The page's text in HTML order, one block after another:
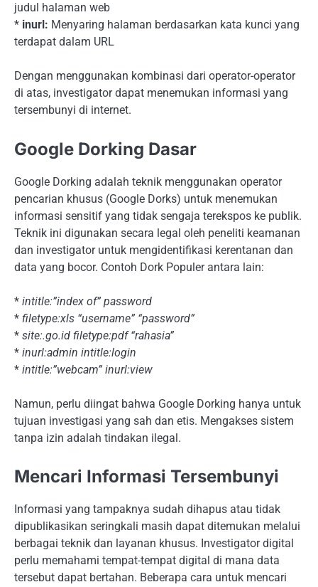
judul halaman web
* inurl: Menyaring halaman berdasarkan kata kunci yang
terdapat dalam URL
Dengan menggunakan kombinasi dari operator-operator
di atas, investigator dapat menemukan informasi yang
tersembunyi di internet.
Google Dorking Dasar
Google Dorking adalah teknik menggunakan operator
pencarian khusus (Google Dorks) untuk menemukan
informasi sensitif yang tidak sengaja terekspos ke publik.
Teknik ini digunakan secara legal oleh peneliti keamanan
dan investigator untuk mengidentifikasi kerentanan dan
data yang bocor. Contoh Dork Populer antara lain:
* intitle:”index of” password
* filetype:xls “username” “password”
* site:.go.id filetype:pdf “rahasia”
* inurl:admin intitle:login
* intitle:”webcam” inurl:view
Namun, perlu diingat bahwa Google Dorking hanya untuk
tujuan investigasi yang sah dan etis. Mengakses sistem
tanpa izin adalah tindakan ilegal.
Mencari Informasi Tersembunyi
Informasi yang tampaknya sudah dihapus atau tidak
dipublikasikan seringkali masih dapat ditemukan melalui
berbagai teknik dan layanan khusus. Investigator digital
perlu memahami tempat-tempat digital di mana data
tersebut dapat bertahan. Beberapa cara untuk mencari